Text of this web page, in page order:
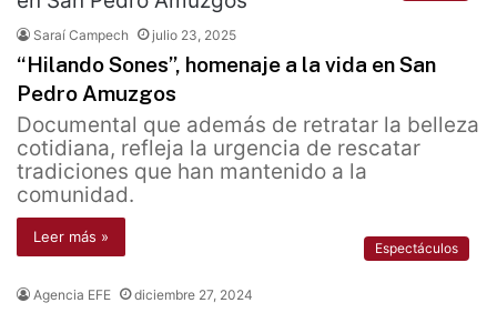
Saraí Campech julio 23, 2025
“Hilando Sones”, homenaje a la vida en San
Pedro Amuzgos
Documental que además de retratar la belleza
cotidiana, refleja la urgencia de rescatar
tradiciones que han mantenido a la
comunidad.
Leer más »
Espectáculos
Agencia EFE diciembre 27, 2024